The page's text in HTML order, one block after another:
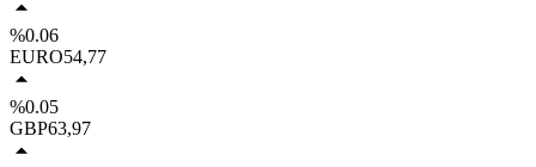
%0.06
EURO54,77
%0.05
GBP63,97